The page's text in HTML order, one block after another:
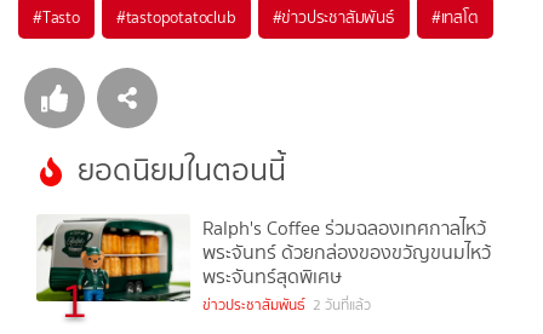
#Tasto #tastopotatoclub #ข่าวประชาสัมพันธ์ #เทสโต
ยอดนิยมในตอนนี้
1
Ralph's Coffee ร่วมฉลองเทศกาลไหว้
พระจันทร์ ด้วยกล่องของขวัญขนมไหว้
พระจันทร์สุดพิเศษ
ข่าวประชาสัมพันธ์ 2 วันที่แล้ว